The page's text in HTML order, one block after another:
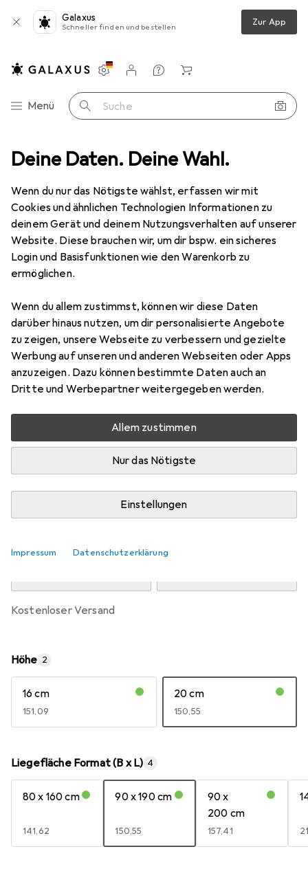
Deine Daten. Deine Wahl.
Wenn du nur das Nötigste wählst, erfassen wir mit
Cookies und ähnlichen Technologien Informationen zu
deinem Gerät und deinem Nutzungsverhalten auf unserer
Website. Diese brauchen wir, um dir bspw. ein sicheres
Login und Basisfunktionen wie den Warenkorb zu
ermöglichen.
Wenn du allem zustimmst, können wir diese Daten
darüber hinaus nutzen, um dir personalisierte Angebote
zu zeigen, unsere Webseite zu verbessern und gezielte
Werbung auf unseren und anderen Webseiten oder Apps
anzuzeigen. Dazu können bestimmte Daten auch an
Dritte und Werbepartner weitergegeben werden.
Allem zustimmen
Nur das Nötigste
Einstellungen
Impressum Datenschutzerklärung
Galaxus
Schneller finden und bestellen Zur App
Navigation nach Kategorien
Menü Suche
Einstellungen
Kundenkonto
Vergleichslisten
Merklisten
Warenkorb
Schlafzimmer Matratze vidaXL Memory-Schaummatratze
12 Bilder
vidaXLMemory-Schaummatratze
Preis in EUR inkl. MwSt.
EUR
150,55
2
Bewertungen Marke
Mehr von vidaXL
Zwischen Di, 11.8. und Mi, 12.8. geliefert
9 Stück an Lager beim Drittanbieter
Lieferort angeben für genaue Lieferzeit
kostenloser Versand
Höhe 2
16 cm
EUR
151,09
20 cm
EUR
150,55
Liegefläche Format (B x L) 4
80 x 160 cm
EUR
141,62
90 x 190 cm
EUR
150,55
90 x
200 cm
EUR
157,41